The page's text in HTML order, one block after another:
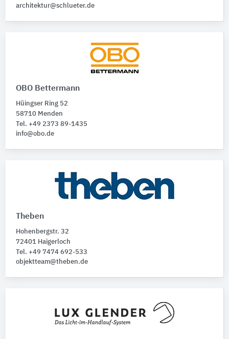
Leucht-Piktogramme
Alle Produktkategorien anzeigen
architektur@schlueter.de
OBO Bettermann
Hüingser Ring 52
58710 Menden
Tel. +49 2373 89-1435
info@obo.de
Theben
Hohenbergstr. 32
72401 Haigerloch
Tel. +49 7474 692-533
objektteam@theben.de